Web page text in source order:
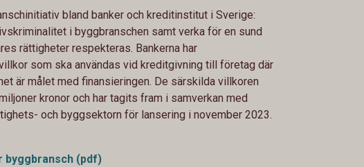
bland banker och kreditinstitut i Sverige:
i byggbranschen samt verka för en sund
rättigheter respekteras. Bankerna har
som ska användas vid kreditgivning till företag där
är målet med finansieringen. De särskilda villkoren
kronor och har tagits fram i samverkan med
och byggsektorn för lansering i november 2023.
byggbransch (pdf)